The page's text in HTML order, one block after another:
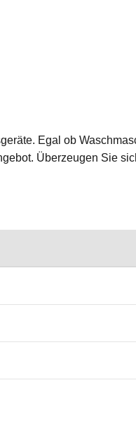
Egal ob
Überzeugen Sie